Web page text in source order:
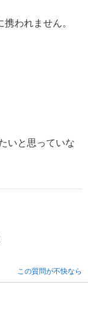
われません。
いと思っていな
この質問が不快なら